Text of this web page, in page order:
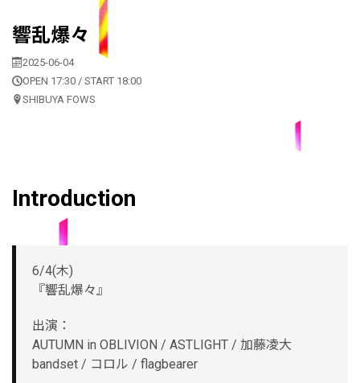
響乱爆々
2025-06-04
OPEN 17:30 / START 18:00
SHIBUYA FOWS
Introduction
6/4(木)
『響乱爆々』
出演：
AUTUMN in OBLIVION / ASTLIGHT / 加藤凌大
bandset / コロル / flagbearer